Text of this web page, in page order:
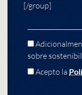
[/group]
sobre
Acepto la